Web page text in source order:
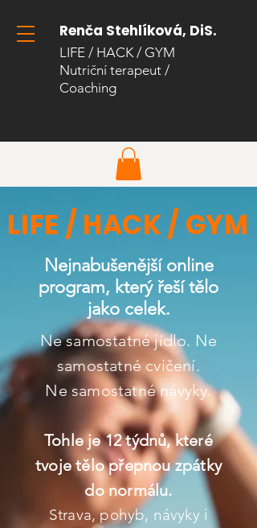
Renča Stehlíková, DiS.
LIFE / HACK / GYM
Nutriční terapeut /
Coaching​
LIFE / HACK / GYM
Nejnabušenější online
program, který řeší tělo
jako celek.
Ne samostatné jídlo. Ne
samostatné cvičení.
Ne samostatné návyky.
Tohle je 12 týdnů, které
tvoje tělo přepnou zpátky
do normálu.
Strava, pohyb, návyky i